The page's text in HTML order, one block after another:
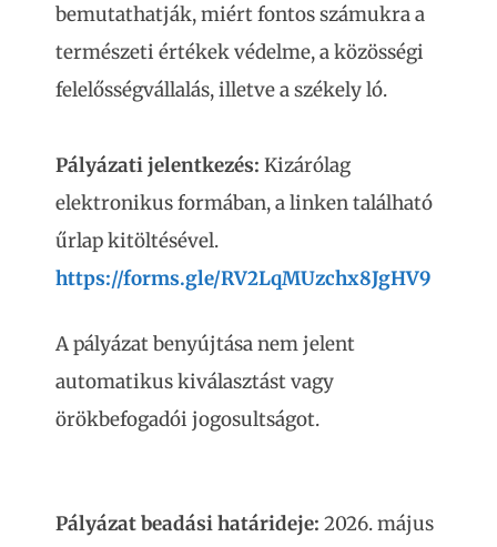
bemutathatják, miért fontos számukra a
természeti értékek védelme, a közösségi
felelősségvállalás, illetve a székely ló.
Pályázati jelentkezés: Kizárólag
elektronikus formában, a linken található
űrlap kitöltésével.
https://forms.gle/RV2LqMUzchx8JgHV9
A pályázat benyújtása nem jelent
automatikus kiválasztást vagy
örökbefogadói jogosultságot.
Pályázat beadási határideje: 2026. május